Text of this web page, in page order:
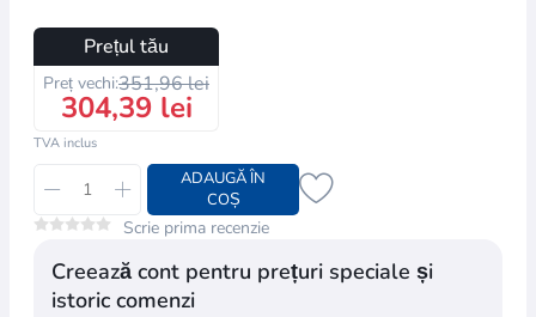
Prețul tău
Preț vechi:351,96 lei
304,39 lei
TVA inclus
ADAUGĂ ÎN
COȘ
Scrie prima recenzie
Creează cont pentru prețuri speciale și
istoric comenzi